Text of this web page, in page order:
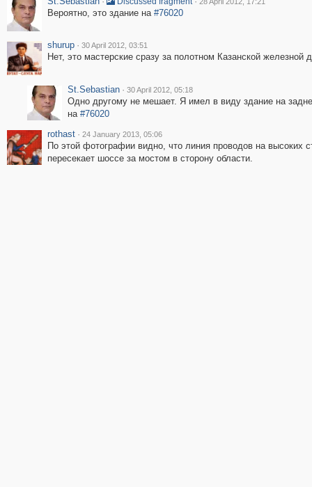
Вероятно, это здание на #76020
shurup · 30 April 2012, 03:51
Нет, это мастерские сразу за полотном Казанской железной
St.Sebastian · 30 April 2012, 05:18
Одно другому не мешает. Я имел в виду здание на
на #76020
rothast · 24 January 2013, 05:06
По этой фотографии видно, что линия проводов на высоких
пересекает шоссе за мостом в сторону области.